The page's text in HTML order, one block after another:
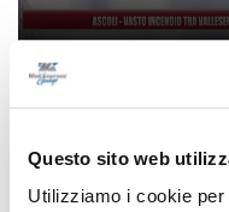
Questo sito web
Utilizziamo i cookie
Ascoli - Vasto
07/08/2026